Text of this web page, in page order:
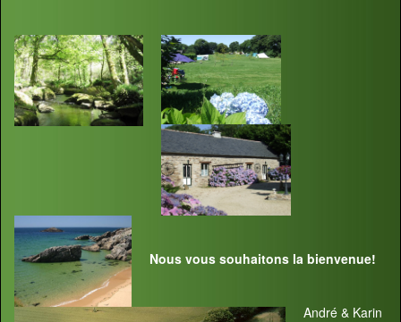
Nous vous souhaitons la bienvenue!
André & Karin